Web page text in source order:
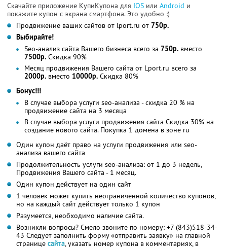
Скачайте приложение КупиКупона для IOS или Android и
покажите купон с экрана смартфона. Это удобно :)
Продвижение ваших сайтов от lport.ru от 750р.
Выбирайте!
Seo-анализ сайта Вашего бизнеса всего за 750р. вместо
7500р. Скидка 90%
Месяц продвижения Вашего сайта от Lport.ru всего за
2000р. вместо 10000р. Скидка 80%
Бонус!!!
В случае выбора услуги seo-анализа - скидка 20 % на
продвижение сайта на 3 месяца
В случае выбора услуги продвижения сайта Скидка 30% на
создание нового сайта. Покупка 1 домена в зоне ru
Один купон даёт право на услуги продвижения или seo-
анализа вашего сайта
Продолжительность услуги seo-анализа: от 1 до 3 недель,
Продвижения Вашего сайта - 1 месяц.
Один купон действует на один сайт
1 человек может купить неограниченной количество купонов,
но на каждый сайт действует только 1 купон
Разумеется, необходимо наличие сайта.
Возникли вопросы? Смело звоните по номеру: +7 (843)518-34-
43 Следует заполнить форму «отправить заявку» на главной
странице сайта, указать номер купона в комментариях, в